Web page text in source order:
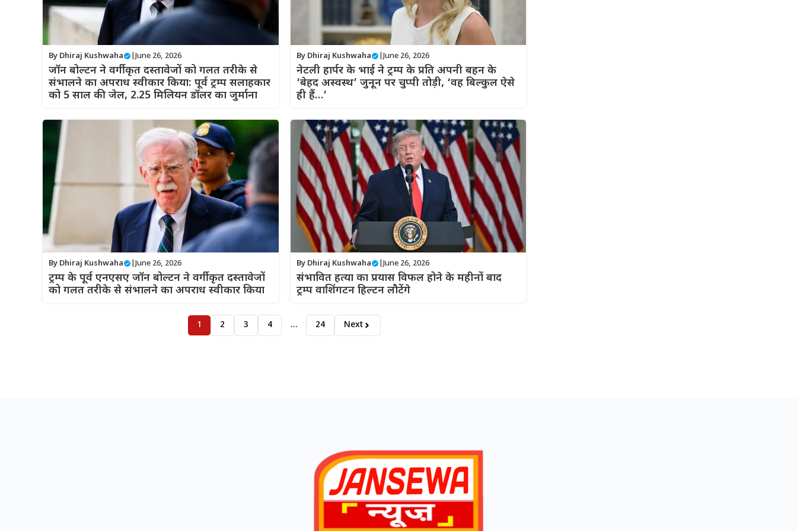
By Dhiraj Kushwaha June 26, 2026
जॉन बोल्टन ने वर्गीकृत दस्तावेजों को गलत तरीके से
संभालने का अपराध स्वीकार किया: पूर्व ट्रम्प सलाहकार
को 5 साल की जेल, 2.25 मिलियन डॉलर का जुर्माना
By Dhiraj Kushwaha | June 26, 2026
नेटली हार्पर के भाई ने ट्रम्प के प्रति अपनी बहन के
‘बेहद अस्वस्थ’ जुनून पर चुप्पी तोड़ी, ‘वह बिल्कुल ऐसे
ही हैं…’
By Dhiraj Kushwaha June 26, 2026
ट्रम्प के पूर्व एनएसए जॉन बोल्टन ने वर्गीकृत दस्तावेजों
को गलत तरीके से संभालने का अपराध स्वीकार किया
By Dhiraj Kushwaha | June 26, 2026
संभावित हत्या का प्रयास विफल होने के महीनों बाद
ट्रम्प वाशिंगटन हिल्टन लौटेंगे
1 2 3 4 … 24 Next